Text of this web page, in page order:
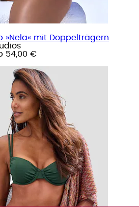
»Nela« mit Doppelträgern
54,00 €